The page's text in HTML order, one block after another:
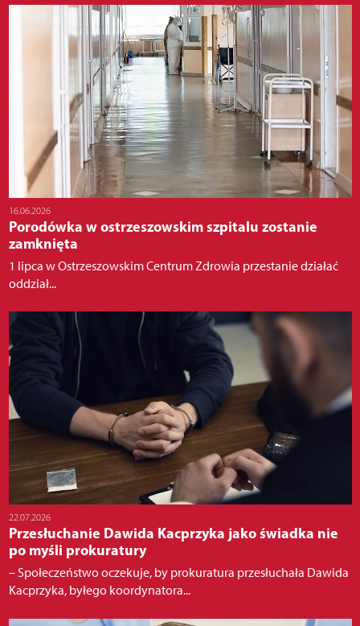
16.06.2026
Porodówka w ostrzeszowskim szpitalu zostanie
zamknięta
1 lipca w Ostrzeszowskim Centrum Zdrowia przestanie działać
oddział...
22.07.2026
Przesłuchanie Dawida Kacprzyka jako świadka nie
po myśli prokuratury
– Społeczeństwo oczekuje, by prokuratura przesłuchała Dawida
Kacprzyka, byłego koordynatora...